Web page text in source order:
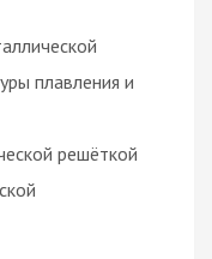
плавления и
решёткой